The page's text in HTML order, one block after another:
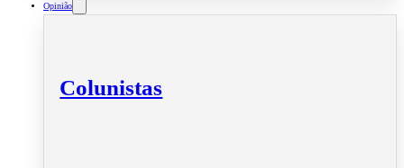
Opinião
Colunistas